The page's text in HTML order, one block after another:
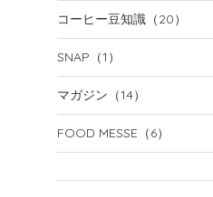
コーヒー豆知識 （20）
SNAP （1）
マガジン （14）
FOOD MESSE （6）